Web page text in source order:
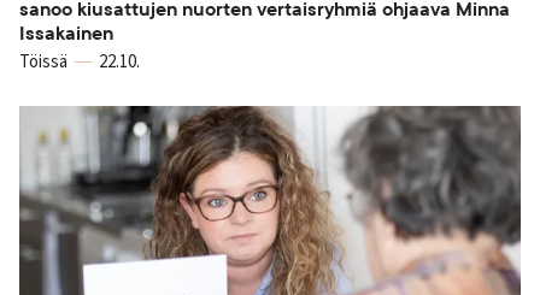
sanoo kiusattujen nuorten vertaisryhmiä ohjaava Minna
Issakainen
Töissä 22.10.